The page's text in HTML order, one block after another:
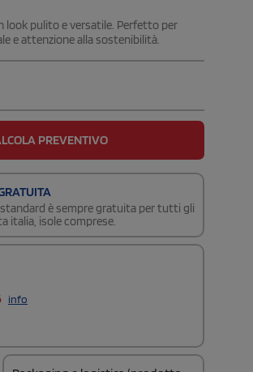
look pulito e versatile. Perfetto per
e attenzione alla sostenibilità.
PREVENTIVO
standard è sempre gratuita per tutti gli
italia, isole comprese.
info